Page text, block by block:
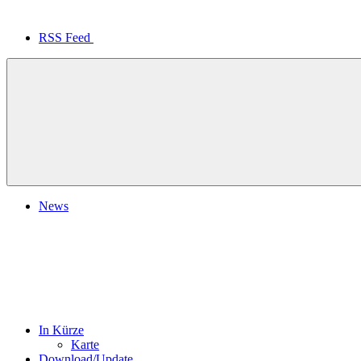
RSS Feed
News
In Kürze
Karte